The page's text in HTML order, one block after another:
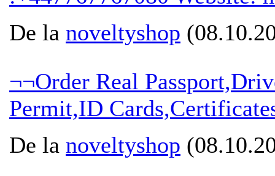
De la noveltyshop
¬¬Order Real
Permit,ID
De la noveltyshop